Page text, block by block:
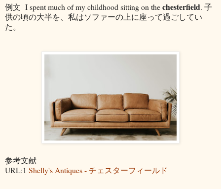
例文 I spent much of my childhood sitting on thechesterfield. 子
供の頃の大半を、私はソファーの上に座って過ごしてい
た。
参考文献
URL:1 Shelly's Antiques - チェスターフィールド